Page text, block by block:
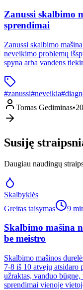
Zanussi skalbimo
sprendimai
Zanussi skalbimo
neveikimo problemų
spyna arba vandens
#zanussi#neveikia#
Tomas Gediminas•
Susiję
Daugiau naudingų
Skalbyklės
Greitas taisymas
9
Skalbimo mašina
be meistro
Skalbimo mašinos
7-8 iš 10 atvejų atsidaro
užraktas, vanduo
sprendimai vienoje